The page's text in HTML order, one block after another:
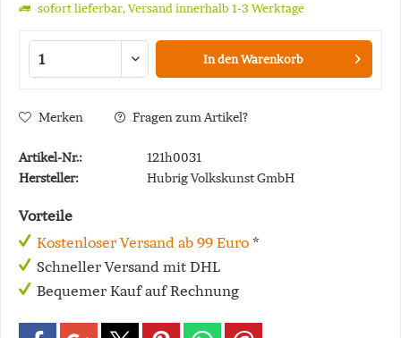
sofort lieferbar, Versand innerhalb 1-3 Werktage
In denWarenkorb
Merken Fragen zum Artikel?
Artikel-Nr.:
121h0031
Hersteller:
Hubrig Volkskunst GmbH
Vorteile
Kostenloser Versand ab 99 Euro *
Schneller Versand mit DHL
Bequemer Kauf auf Rechnung